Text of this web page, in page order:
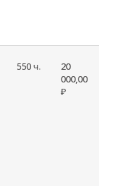
делаем
изучаем
550 ч.
20
000,00
₽